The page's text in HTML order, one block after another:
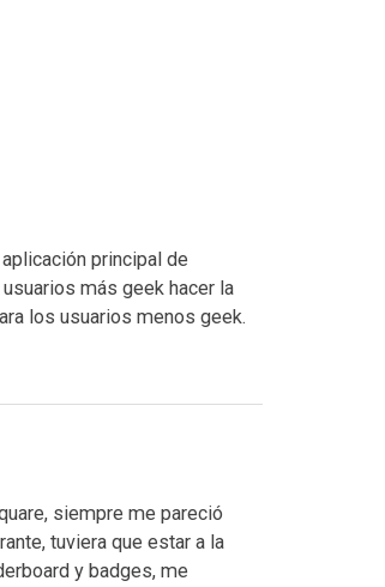
principal de
más geek hacer la
los usuarios menos geek.
siempre me pareció
tuviera que estar a la
y badges, me